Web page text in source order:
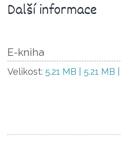
Další informace
E-kniha
Velikost: 5.21 MB | 5.21 MB